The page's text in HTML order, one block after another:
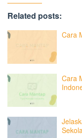
Related posts:
Cara
Cara